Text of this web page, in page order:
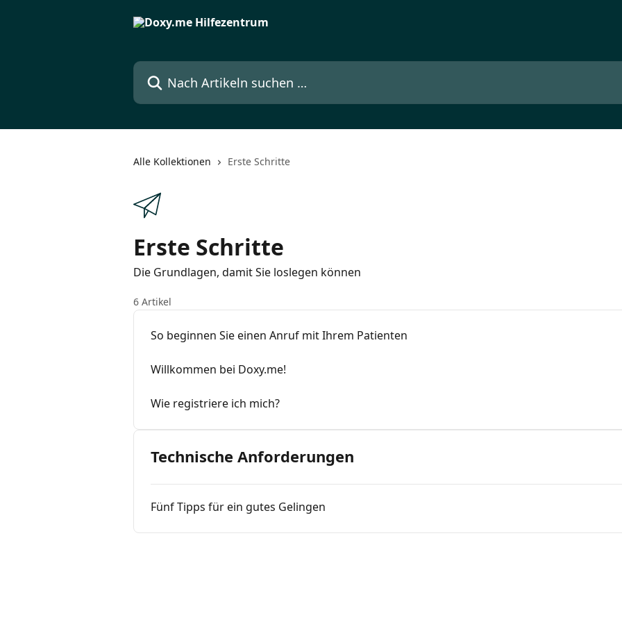
Nach Artikeln suchen …
Alle Kollektionen Erste Schritte
Erste Schritte
Die Grundlagen, damit Sie loslegen können
6 Artikel
So beginnen Sie einen Anruf mit Ihrem Patienten
Willkommen bei Doxy.me!
Wie registriere ich mich?
Technische Anforderungen
Fünf Tipps für ein gutes Gelingen